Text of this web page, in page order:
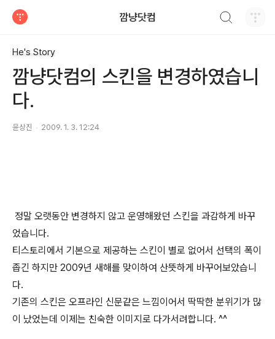
깜냥닷컴
He's Story
깜냥닷컴의 스킨을 변경하였습니
다.
윤상진 2009. 1. 3. 12:24
정말 오랫동안 변경하지 않고 운영해왔던 스킨을 과감하게 바꾸
었습니다.
티스토리에서 기본으로 제공하는 스킨이 별로 없어서 선택의 폭이
좁긴 하지만 2009년 새해를 맞이하여 산뜻하게 바꾸어보았습니
다.
기존의 스킨은 오프라인 신문같은 느낌이어서 딱딱한 분위기가 많
이 났었는데 이제는 친숙한 이미지로 다가서려합니다. ^^